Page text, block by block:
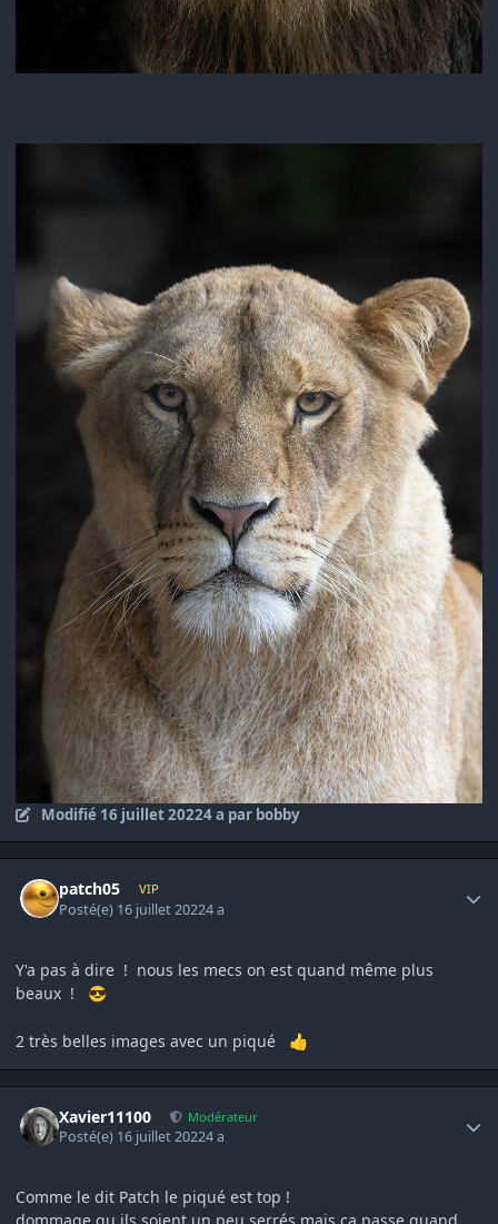
Modifié 16 juillet 20224 a par bobby
patch05 VIP
Posté(e) 16 juillet 20224 a
Y'a pas à dire ! nous les mecs on est quand même plus
beaux !
😎
2 très belles images avec un piqué 👍
Xavier11100 Modérateur
Posté(e) 16 juillet 20224 a
Comme le dit Patch le piqué est top !